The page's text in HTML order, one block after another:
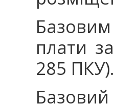
плати
285 ПКУ).